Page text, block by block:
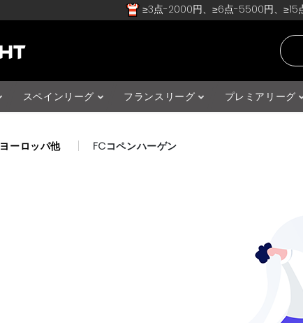
≥3点-2000円、≥6点-5500円、
スペインリーグ フランスリーグ プレミアリーグ
ヨーロッパ他 FCコペンハーゲン